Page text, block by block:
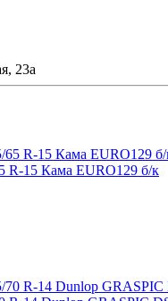
23а
R-15 Кама EURO129 б/к